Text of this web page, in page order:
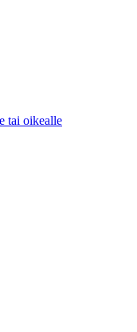
tai oikealle